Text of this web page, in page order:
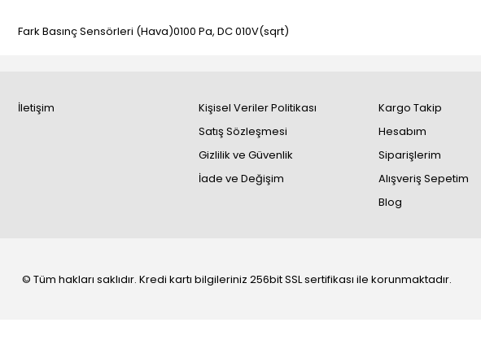
Fark Basınç Sensörleri (Hava)0100 Pa, DC 010V(sqrt)
İletişim
Kişisel Veriler Politikası
Satış Sözleşmesi
Gizlilik ve Güvenlik
İade ve Değişim
Kargo Takip
Hesabım
Siparişlerim
Alışveriş Sepetim
Blog
© Tüm hakları saklıdır. Kredi kartı bilgileriniz 256bit SSL sertifikası ile korunmaktadır.